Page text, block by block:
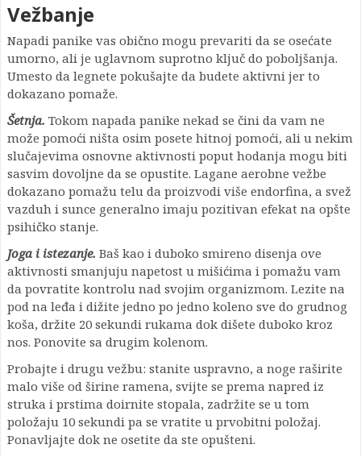
Vežbanje
Napadi panike vas obično mogu prevariti da se osećate
umorno, ali je uglavnom suprotno ključ do poboljšanja.
Umesto da legnete pokušajte da budete aktivni jer to
dokazano pomaže.
Šetnja. Tokom napada panike nekad se čini da vam ne
može pomoći ništa osim posete hitnoj pomoći, ali u nekim
slučajevima osnovne aktivnosti poput hodanja mogu biti
sasvim dovoljne da se opustite. Lagane aerobne vežbe
dokazano pomažu telu da proizvodi više endorfina, a svež
vazduh i sunce generalno imaju pozitivan efekat na opšte
psihičko stanje.
Joga i istezanje. Baš kao i duboko smireno disenja ove
aktivnosti smanjuju napetost u mišićima i pomažu vam
da povratite kontrolu nad svojim organizmom. Lezite na
pod na leđa i dižite jedno po jedno koleno sve do grudnog
koša, držite 20 sekundi rukama dok dišete duboko kroz
nos. Ponovite sa drugim kolenom.
Probajte i drugu vežbu: stanite uspravno, a noge raširite
malo više od širine ramena, svijte se prema napred iz
struka i prstima doirnite stopala, zadržite se u tom
položaju 10 sekundi pa se vratite u prvobitni položaj.
Ponavljajte dok ne osetite da ste opušteni.